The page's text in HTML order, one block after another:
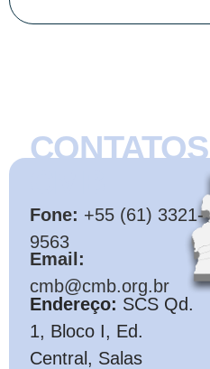
CONTATOS
Fone: +55 (61) 3321-
9563
Email:
cmb@cmb.org.br
Endereço: SCS Qd.
1, Bloco I, Ed.
Central, Salas